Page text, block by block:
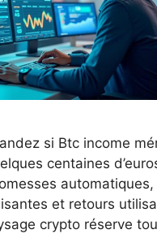
si Btc income
centaines
automatiques,
et retours
crypto réserve